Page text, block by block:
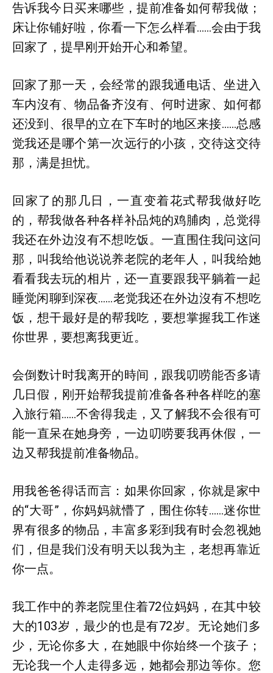
告诉我今日买来哪些，提前准备如何帮我做；
床让你铺好啦，你看一下怎么样看……会由于我
回家了，提早刚开始开心和希望。
回家了那一天，会经常的跟我通电话、坐进入
车内沒有、物品备齐沒有、何时进家、如何都
还没到、很早的立在下车时的地区来接……总感
觉我还是哪个第一次远行的小孩，交待这交待
那，满是担忧。
回家了的那几日，一直变着花式帮我做好吃
的，帮我做各种各样补品炖的鸡脯肉，总觉得
我还在外边沒有不想吃饭。一直围住我问这问
那，叫我给他说说养老院的老年人，叫我给她
看看我去玩的相片，还一直要跟我平躺着一起
睡觉闲聊到深夜……老觉我还在外边沒有不想吃
饭，想干最好是的帮我吃，要想掌握我工作迷
你世界，要想离我更近。
会倒数计时我离开的時间，跟我叨唠能否多请
几日假，刚开始帮我提前准备各种各样吃的塞
入旅行箱……不舍得我走，又了解我不会很有可
能一直呆在她身旁，一边叨唠要我再休假，一
边又帮我提前准备物品。
用我爸爸得话而言：如果你回家，你就是家中
的“大哥”，你妈妈就懵了，围住你转……迷你世
界有很多的物品，丰富多彩到我有时会忽视她
们，但是我们没有明天以我为主，老想再靠近
你一点。
我工作中的养老院里住着72位妈妈，在其中较
大的103岁，最少的也是有72岁。无论她们多
少，无论你多大，在她眼中你始终一个孩子；
无论我一个人走得多远，她都会那边等你。您